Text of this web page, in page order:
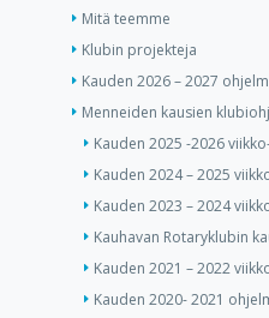
Mitä teemme
Klubin projekteja
Kauden 2026 – 2027
Menneiden kausien
Kauden 2025 -2026
Kauden 2024 – 2025
Kauden 2023 – 2024
Kauhavan Rotaryklubin
Kauden 2021 – 2022
Kauden 2020- 2021